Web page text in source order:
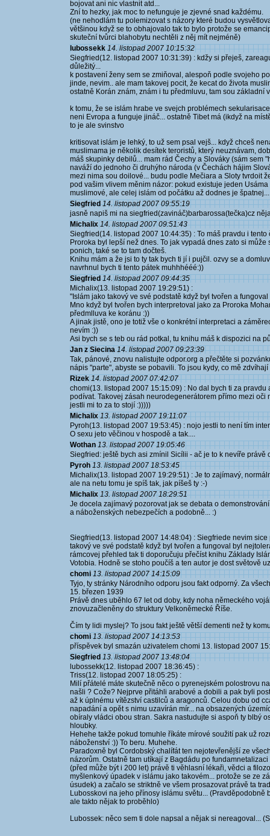
bojovat ani nic vlastnit atd...
Zní to hezky, jak moc to nefunguje je zjevné snad každému.
(ne nehodlám tu polemizovat s názory které budou
většinou když se to obhajovalo tak to bylo protože se
skuteční tvůrci blahobytu nechtěli z něj mít nejméně)
lubossekk 14. listopad 2007 10:15:32
Siegfried(12. listopad 2007 10:31:39) : kdžy si přeješ,
důležitý...
k postavení ženy sem se zmiňoval, alespoň podle svojeho
jinde, nevim.. ale mam takovej pocit, že kecat do života
ostatně Korán znám, znám i tu předmluvu, tam sou základní
k tomu, že se islám hrabe ve svejch problémech
neni Evropa a funguje jináč... ostatně Tibet má (ikdyž na
to je ale svinstvo
kritisovat islám je lehký, to už sem psal vejš... když chceš
muslimama je několik desítek teroristů, který neuznávam,
máš skupinky debilů... mam rád Čechy a Slováky (sám sem
naváží do jednoho či druhýho národa (v Čechách hájim
mezi nima sou doilové... budu podle Mečiara a Sloty tvrdoit
pod vašim vlivem měnim názor: pokud existuje jeden
muslimové, ale celej islám od počátku až dodnes je
Siegfried 14. listopad 2007 09:55:19
jasně napiš mi na siegfried(zavináč)barbarossa(tečka)cz
Michalix 14. listopad 2007 09:51:43
Siegfried(14. listopad 2007 10:44:35) : To máš pravdu i
Proroka byl lepší než dnes. To jak vypadá dnes zato si
ponich, také se to tam dočteš.
Knihu mám a že jsi to ty tak bych ti jí i pujčil. ozvy se a
navrhnul bych ti tento pátek muhhhééé:))
Siegfried 14. listopad 2007 09:44:35
Michalix(13. listopad 2007 19:29:51) :
"Islám jako takový ve své podstatě když byl tvořen a
Mno když byl tvořen bych interpretoval jako za Proroka
předmlluva ke koránu :))
A jinak jistě, ono je totiž vše o konkrétní interpretaci a
nevím :))
Asi bych se s teb ou rád potkal, tu knihu máš k dispozici na
Jan z Siecina 14. listopad 2007 09:23:39
Tak, pánové, znovu nalistujte odpor.org a přečtěte si
nápis "parte", abyste se pobavili. To jsou kydy, co mě
Rizek 14. listopad 2007 07:42:07
chomi(13. listopad 2007 15:15:09) : No dal bych ti za
podívat. Takovej zásah neurodegenerátorem přímo mezi
jestli mi to za to stojí :)))))
Michalix 13. listopad 2007 19:11:07
Pyroh(13. listopad 2007 19:53:45) : nojo jestli to není tím
O sexu jeto věčinou v hospodě a tak....
Wothan 13. listopad 2007 19:05:46
Siegfried: ještě bych asi zmínil Sicílii - ač je to k nevíře
Pyroh 13. listopad 2007 18:53:45
Michalix(13. listopad 2007 19:29:51) : Je to zajímavý,
ale na netu tomu je spíš tak, jak píšeš ty :-)
Michalix 13. listopad 2007 18:29:51
Je docela zajímavý pozorovat jak se debata o
a náboženských nebezpečích a podobně... :)
Siegfried(13. listopad 2007 14:48:04) : Siegfriede nevim
takový ve své podstatě když byl tvořen a fungoval byl
rámcovej přehled tak ti doporučuju přečíst knihu Základy
Votobia. Hodně se stoho poučíš a ten autor je dost světově
chomi 13. listopad 2007 14:15:09
Tyjo, ty stránky Národního odporu jsou fakt odporný. Za
15. březen 1939
Právě dnes uběhlo 67 let od doby, kdy noha německého
znovuzačleněny do struktury Velkoněmecké Říše.
Čím ty lidi myslej? To jsou fakt ještě větší dementi než ty
chomi 13. listopad 2007 14:13:53
příspěvek byl smazán użivatelem chomi 13. listopad 2007
Siegfried 13. listopad 2007 13:48:04
lubossekk(12. listopad 2007 18:36:45) :
Triss(12. listopad 2007 18:05:25) :
Milí přátelé máte skutečně něco o pyrenejském polostrovu
našli ? Cože? Nejprve přitáhli arabové a dobili a pak byli
až k úplnému vítězství castilců a aragonců. Celou dobu od
napadání a opět s nimu uzavírán mír... na obsazených
obíraly vládci obou stran. Sakra nastudujte si aspoň ty blbý
hloubky.
Hehehe takže pokud tomuhle říkáte mírové soužití pak už
náboženství :)) To beru. Muhehe.
Paradoxně byl Cordobský chalífát ten nejotevřenější ze
názorům. Ostatně tam utíkají z Bagdádu po
(před může být i 200 let) právě ti věhlasní lékaři, vědci a
myšlenkový úpadek v islámu jako takovém... protože se ze
úsudek) a začalo se striktně ve všem prosazovat právě ta
Lubosskovi na jeho přínosy islámu světu...
ale takto nějak to proběhlo)
Lubossek: něco sem ti dole napsal a nějak si nereagoval...